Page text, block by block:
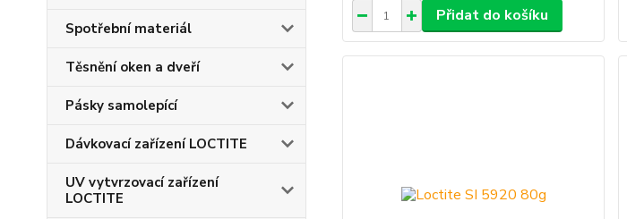
Spotřební materiál
Těsnění oken a dveří
Pásky samolepící
Dávkovací zařízení LOCTITE
UV vytvrzovací zařízení
LOCTITE
Přidat do košíku